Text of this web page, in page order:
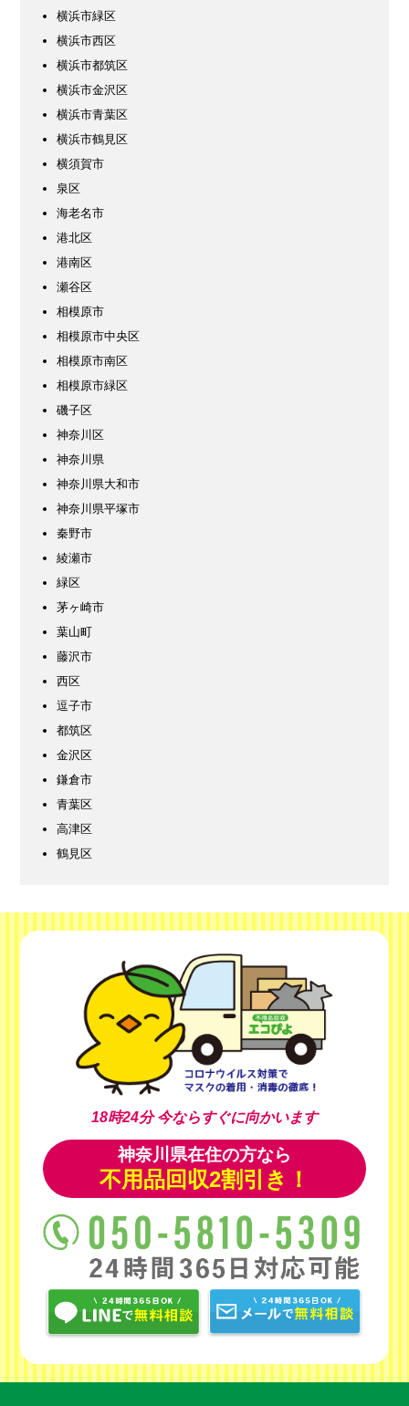
横浜市緑区
横浜市西区
横浜市都筑区
横浜市金沢区
横浜市青葉区
横浜市鶴見区
横須賀市
泉区
海老名市
港北区
港南区
瀬谷区
相模原市
相模原市中央区
相模原市南区
相模原市緑区
磯子区
神奈川区
神奈川県
神奈川県大和市
神奈川県平塚市
秦野市
綾瀬市
緑区
茅ヶ崎市
葉山町
藤沢市
西区
逗子市
都筑区
金沢区
鎌倉市
青葉区
高津区
鶴見区
18時24分今ならすぐに向かいます
神奈川県在住の方なら
不用品回収2割引き！